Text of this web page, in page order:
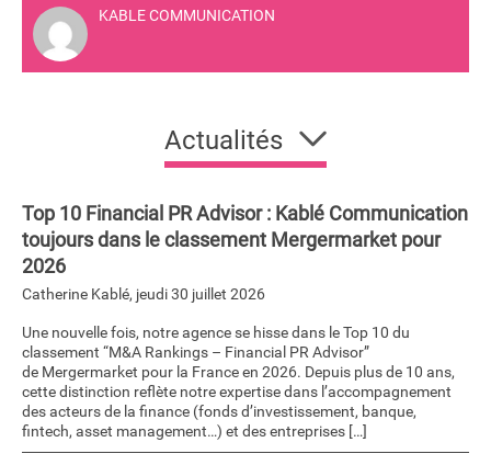
KABLE COMMUNICATION
Actualités
Top 10 Financial PR Advisor : Kablé Communication
toujours dans le classement Mergermarket pour
2026
Catherine Kablé, jeudi 30 juillet 2026
Une nouvelle fois, notre agence se hisse dans le Top 10 du
classement “M&A Rankings – Financial PR Advisor”
de Mergermarket pour la France en 2026. Depuis plus de 10 ans,
cette distinction reflète notre expertise dans l’accompagnement
des acteurs de la finance (fonds d’investissement, banque,
fintech, asset management…) et des entreprises […]